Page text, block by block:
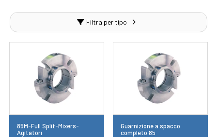
Filtra per tipo
85M-Full Split-Mixers-
Agitatori
Guarnizione a spacco
completo 85